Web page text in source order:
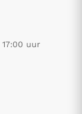
uur